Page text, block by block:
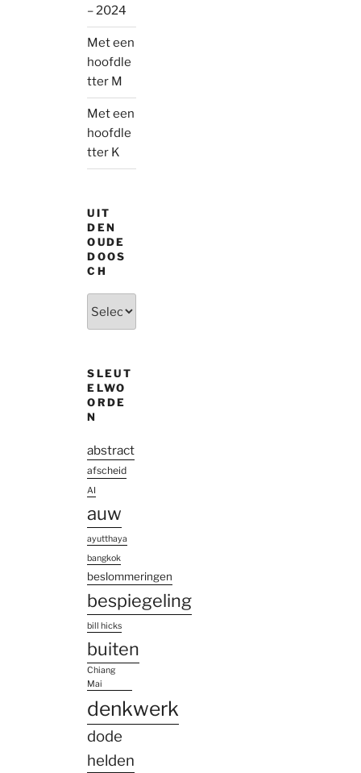
– 2024
Met een
hoofdle
tter M
Met een
hoofdle
tter K
UIT
DEN
OUDE
DOOS
CH
SLEUT
ELWO
ORDE
N
abstract
afscheid
AI
auw
ayutthaya
bangkok
beslommeringen
bespiegeling
bill hicks
buiten
Chiang
Mai
denkwerk
dode
helden